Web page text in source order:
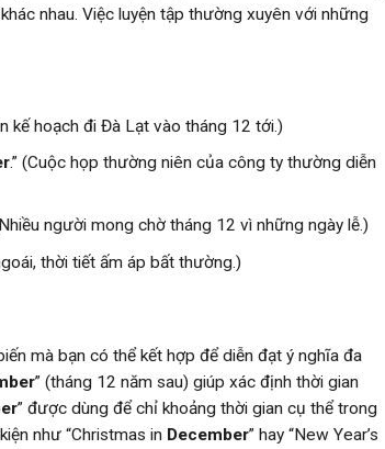
nhau. Việc luyện tập thường xuyên với những
kế hoạch đi Đà Lạt vào tháng 12 tới.)
.” (Cuộc họp thường niên của công ty thường diễn
người mong chờ tháng 12 vì những ngày lễ.)
thời tiết ấm áp bất thường.)
mà bạn có thể kết hợp để diễn đạt ý nghĩa đa
” (tháng 12 năm sau) giúp xác định thời gian
” được dùng để chỉ khoảng thời gian cụ thể trong
như “Christmas in December” hay “New Year’s